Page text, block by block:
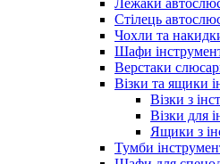
Лежаки
Стілець
Чохли та
Шафи
Верстаки
Візки та ящики
Візки з
Візки для
Ящики з
Тумби